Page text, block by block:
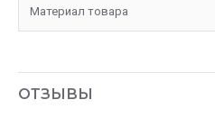
Материал товара
ОТЗЫВЫ